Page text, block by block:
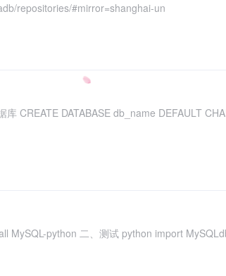
repositories/#mirror=shanghai-un
MySQL-python 二、测试 python import